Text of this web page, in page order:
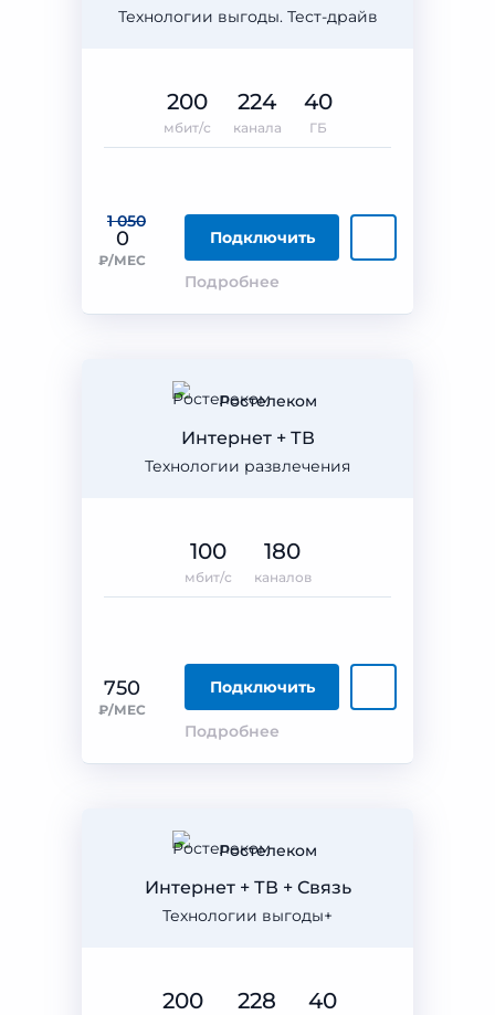
Технологии выгоды. Тест-драйв
1 050
0
₽/МЕС
Подключить
Подробнее
200
мбит/с
224
канала
40
ГБ
Ростелеком
Технологии развлечения
Интернет + ТВ
750
₽/МЕС
Подключить
Подробнее
100
мбит/с
180
каналов
Ростелеком
Технологии выгоды+
Интернет + ТВ + Связь
200 228 40